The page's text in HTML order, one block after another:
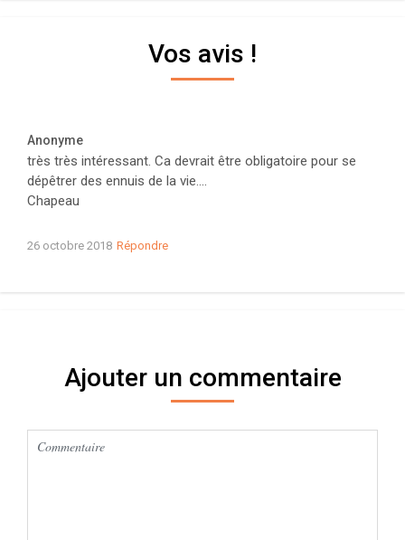
Vos avis !
Anonyme
très très intéressant. Ca devrait être obligatoire pour se
dépêtrer des ennuis de la vie….
Chapeau
26 octobre 2018 Répondre
Ajouter un commentaire